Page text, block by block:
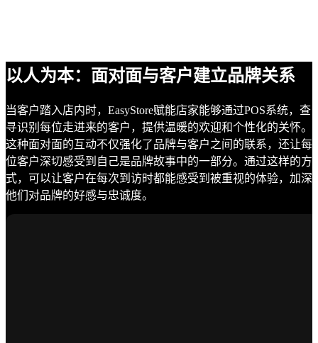
以人为本：面对面与客户建立品牌关系
当客户踏入店内时，EasyStore赋能店家能够通过POS系统，查
寻识别每位走进来的客户，提供温暖的欢迎和个性化的关怀。
这种面对面的互动不仅强化了品牌与客户之间的联系，还让每
位客户深切感受到自己是品牌故事中的一部分。通过这样的方
式，可以让客户在每次到访时都能感受到被重视的体验，加深
他们对品牌的好感与忠诚度。